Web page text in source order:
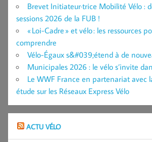
Brevet Initiateur·trice Mobilité Vélo :
sessions 2026 de la FUB !
« Loi-Cadre » et vélo : les ressources
comprendre
Vélo-Égaux s&#039;étend à de
Municipales 2026 : le vélo s’invite
Le WWF France en partenariat avec
étude sur les Réseaux Express Vélo
ACTU VÉLO